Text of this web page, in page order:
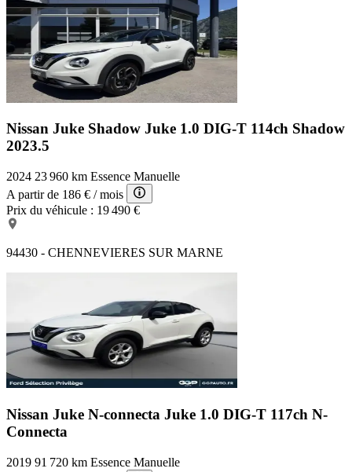
Nissan Juke Shadow Juke 1.0 DIG-T 114ch Shadow
2023.5
2024 23 960 km Essence Manuelle
A partir de 186 € / mois
Prix du véhicule : 19 490 €
94430 - CHENNEVIERES SUR MARNE
Nissan Juke N-connecta Juke 1.0 DIG-T 117ch N-
Connecta
2019 91 720 km Essence Manuelle